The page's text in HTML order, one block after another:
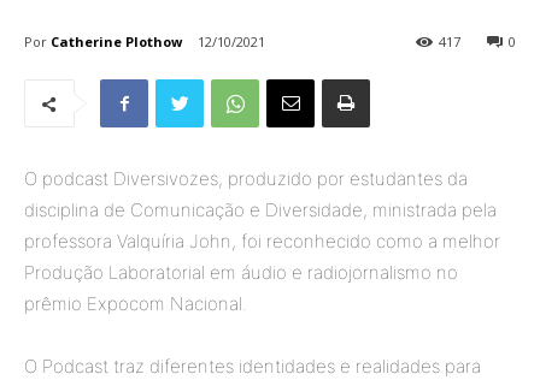
Por Catherine Plothow 12/10/2021 0
417
O podcast Diversivozes, produzido por estudantes da
disciplina de Comunicação e Diversidade, ministrada pela
professora Valquíria John, foi reconhecido como a melhor
Produção Laboratorial em áudio e radiojornalismo no
prêmio Expocom Nacional.
O Podcast traz diferentes identidades e realidades para